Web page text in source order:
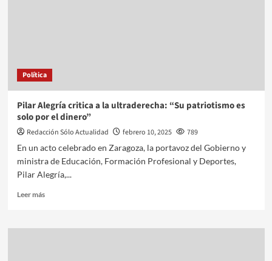
Política
Pilar Alegría critica a la ultraderecha: “Su patriotismo es
solo por el dinero”
Redacción Sólo Actualidad febrero 10, 2025
789
En un acto celebrado en Zaragoza, la portavoz del Gobierno y
ministra de Educación, Formación Profesional y Deportes,
Pilar Alegría,...
Leer más